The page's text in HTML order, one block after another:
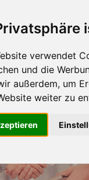
verwendet
und die
außerdem, um
weiter zu
und